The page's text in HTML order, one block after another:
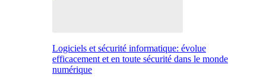
Logiciels et sécurité informatique: évolue
efficacement et en toute sécurité dans le monde
numérique